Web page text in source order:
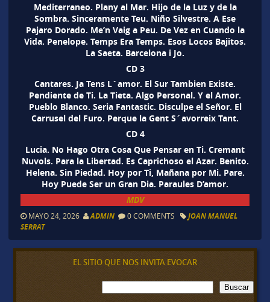
Mediterraneo. Plany al Mar. Hijo de la Luz y de la
Sombra. Sinceramente Teu. Niño Silvestre. A Ese
Pajaro Dorado. Me’n Vaig a Peu. De Vez en Cuando la
Vida. Penelope. Temps Era Temps. Esos Locos Bajitos.
La Saeta. Barcelona i Jo.
CD 3
Cantares. Ja Tens L´amor. El Sur Tambien Existe.
Pendiente de Ti. La Tieta. Algo Personal. Y el Amor.
Pueblo Blanco. Seria Fantastic. Disculpe el Señor. El
Carrusel del Furo. Perque la Gent S´avorreix Tant.
CD 4
Lucia. No Hago Otra Cosa Que Pensar en Ti. Cremant
Nuvols. Para la Libertad. Es Caprichoso el Azar. Benito.
Helena. Sin Piedad. Hoy por Ti, Mañana por Mi. Pare.
Hoy Puede Ser un Gran Dia. Paraules D’amor.
MDV
MAYO 24, 2026 ADMIN 0 COMMENTS
JOAN MANUEL
SERRAT
EL SITIO QUE NOS INVITA EVOCAR
B
u
Buscar